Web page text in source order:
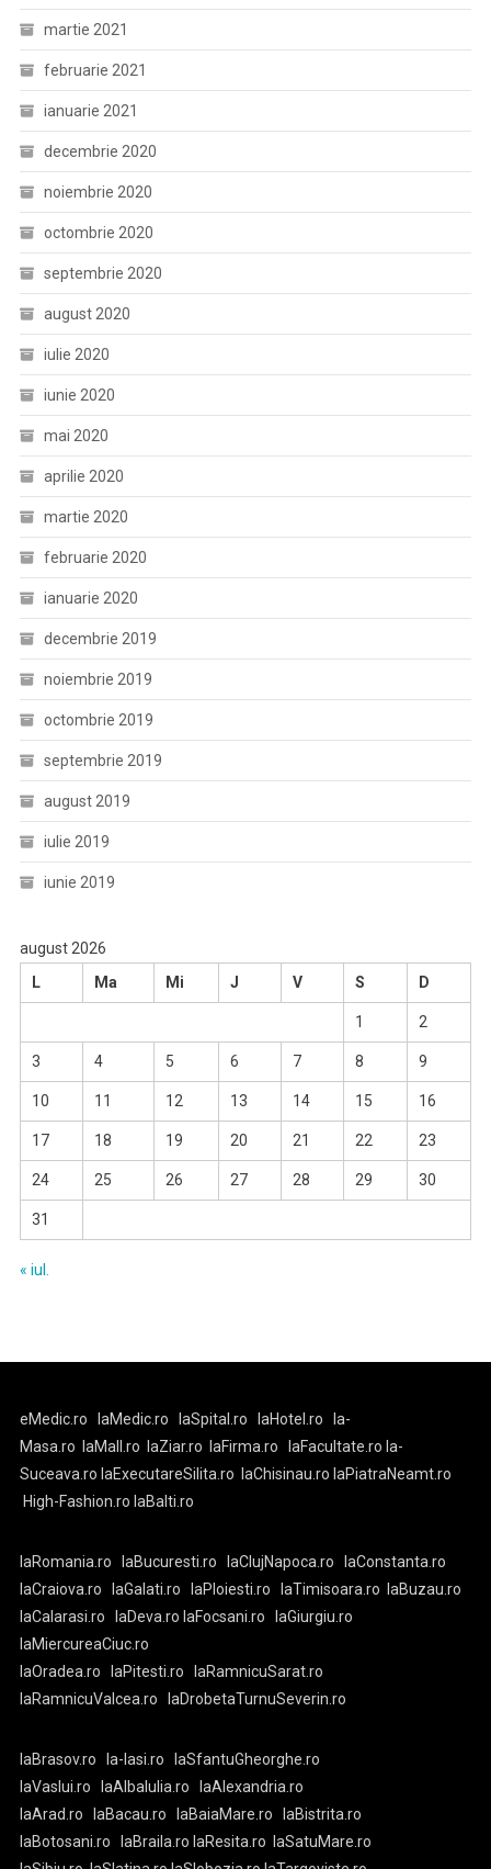
martie 2021
februarie 2021
ianuarie 2021
decembrie 2020
noiembrie 2020
octombrie 2020
septembrie 2020
august 2020
iulie 2020
iunie 2020
mai 2020
aprilie 2020
martie 2020
februarie 2020
ianuarie 2020
decembrie 2019
noiembrie 2019
octombrie 2019
septembrie 2019
august 2019
iulie 2019
iunie 2019
august 2026
L
Ma Mi J V S D
1 2
3 4 5 6 7 8 9
10 11 12 13 14 15 16
17 18 19 20 21 22 23
24 25 26 27 28 29 30
31
« iul.
eMedic.ro laMedic.ro laSpital.ro laHotel.ro
la-
Masa.ro
laMall.ro laZiar.ro laFirma.ro laFacultate.ro la-
Suceava.ro laExecutareSilita.ro laChisinau.ro laPiatraNeamt.ro
High-Fashion.ro laBalti.ro
laRomania.ro laBucuresti.ro laClujNapoca.ro
laConstanta.ro
laCraiova.ro
laGalati.ro laPloiesti.ro laTimisoara.ro
laBuzau.ro
laCalarasi.ro
laDeva.ro laFocsani.ro
laGiurgiu.ro
laMiercureaCiuc.ro
laOradea.ro
laPitesti.ro
laRamnicuSarat.ro
laRamnicuValcea.ro
laDrobetaTurnuSeverin.ro
laBrasov.ro la-Iasi.ro
laSfantuGheorghe.ro
laVaslui.ro
laAlbaIulia.ro
laAlexandria.ro
laArad.ro
laBacau.ro laBaiaMare.ro
laBistrita.ro
laBotosani.ro
laBraila.ro laResita.ro
laSatuMare.ro